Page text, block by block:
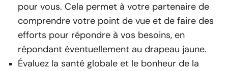
pour vous. Cela permet à votre partenaire de
comprendre votre point de vue et de faire des
efforts pour répondre à vos besoins, en
répondant éventuellement au drapeau jaune.
Évaluez la santé globale et le bonheur de la